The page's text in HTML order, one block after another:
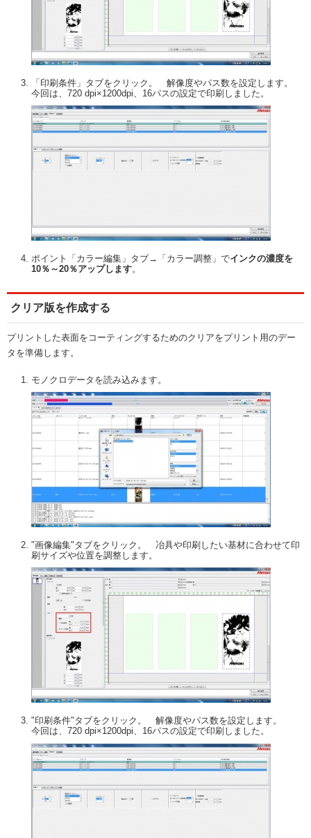
「印刷条件」タブをクリック。 解像度やパス数を設定します。
今回は、720 dpi×1200dpi、16パスの設定で印刷しました。
ポイント「カラー編集」タブ→「カラー調整」でインクの濃度を
10％～20％アップします。
クリア版を作成する
プリントした表面をコーティングするためのクリアをプリント用のデー
タを準備します。
モノクロデータを読み込みます。
"画像編集"タブをクリック。 冶具や印刷したい基材に合わせて印
刷サイズや位置を調整します。
"印刷条件"タブをクリック。 解像度やパス数を設定します。
今回は、720 dpi×1200dpi、16パスの設定で印刷しました。